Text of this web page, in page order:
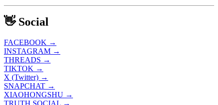
👋 Social
FACEBOOK →
INSTAGRAM →
THREADS →
TIKTOK →
X (Twitter) →
SNAPCHAT →
XIAOHONGSHU →
TRUTH SOCIAL →